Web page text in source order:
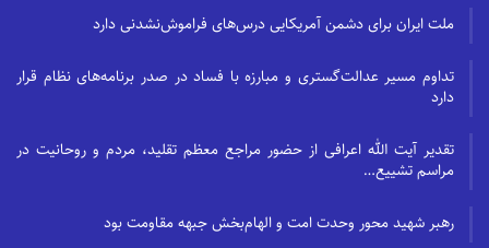
ملت ایران برای دشمن آمریکایی درس‌های فراموش‌نشدنی دارد
تداوم مسیر عدالت‌گستری و مبارزه با فساد در صدر برنامه‌های نظام قرار
دارد
تقدیر آیت الله اعرافی از حضور مراجع معظم تقلید، مردم و روحانیت در
مراسم تشییع…
رهبر شهید محور وحدت امت و الهام‌بخش جبهه مقاومت بود